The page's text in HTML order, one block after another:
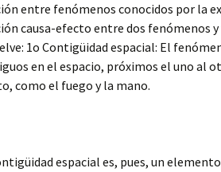
entre fenómenos conocidos por la
causa-efecto entre dos fenómenos
1o Contigüidad espacial: El
en el espacio, próximos el uno al
como el fuego y la mano.
espacial es, pues, un